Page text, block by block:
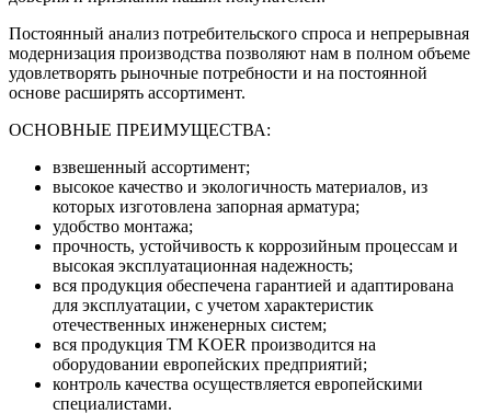
Постоянный анализ потребительского спроса и непрерывная
модернизация производства позволяют нам в полном объеме
удовлетворять рыночные потребности и на постоянной
основе расширять ассортимент.
ОСНОВНЫЕ ПРЕИМУЩЕСТВА:
взвешенный ассортимент;
высокое качество и экологичность материалов, из
которых изготовлена запорная арматура;
удобство монтажа;
прочность, устойчивость к коррозийным процессам и
высокая эксплуатационная надежность;
вся продукция обеспечена гарантией и адаптирована
для эксплуатации, с учетом характеристик
отечественных инженерных систем;
вся продукция TM KOER производится на
оборудовании европейских предприятий;
контроль качества осуществляется европейскими
специалистами.